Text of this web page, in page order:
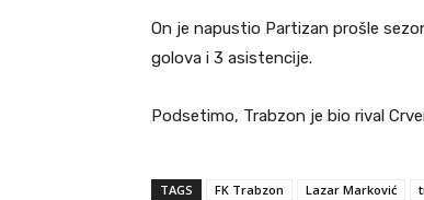
On je napustio Partizan prošle
golova i 3 asistencije.
Podsetimo, Trabzon je bio rival
TAGS FK Trabzon Lazar Marković